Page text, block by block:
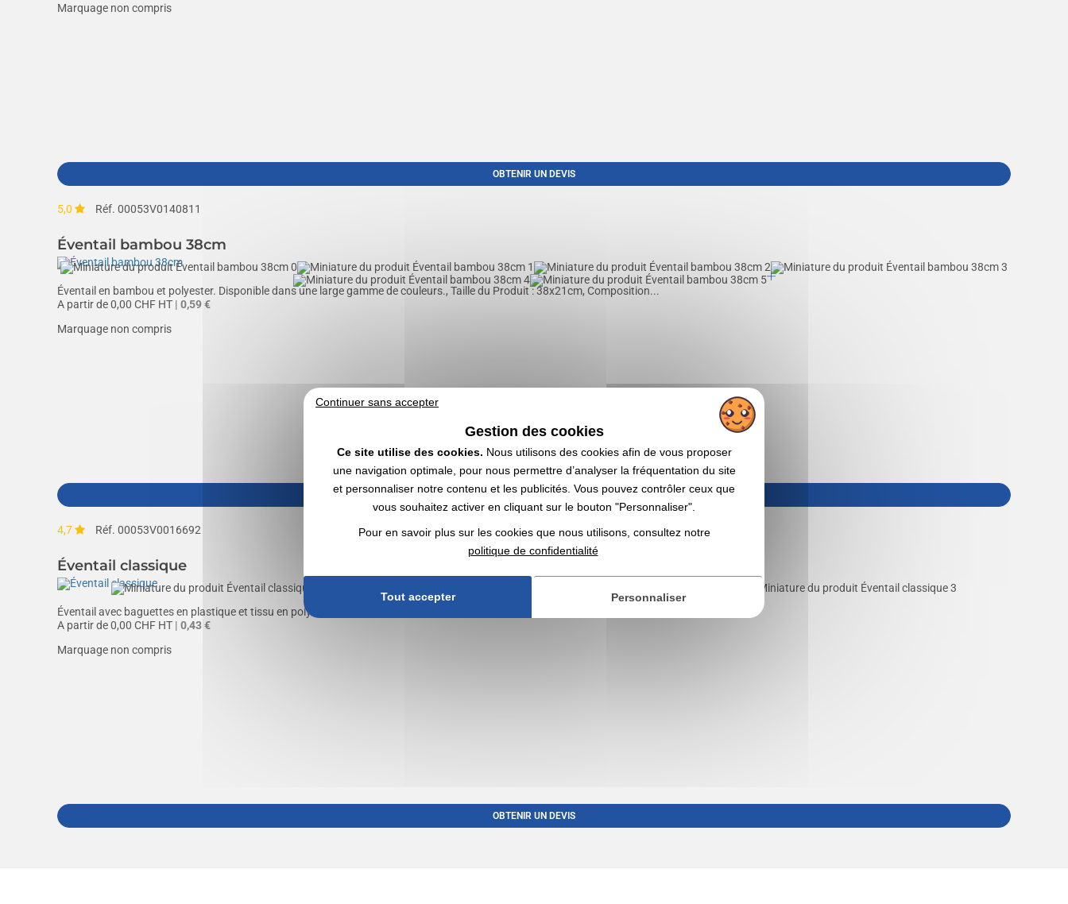
Marquage non compris
OBTENIR UN DEVIS
5,0 Réf. 00053V0140811
Éventail bambou 38cm
Éventail en bambou et polyester. Disponible dans une large gamme de couleurs., Taille du Produit : 38x21cm, Composition...
A partir de0,00 CHF HT | 0,59 €
Marquage non compris
OBTENIR UN DEVIS
4,7 Réf. 00053V0016692
Éventail classique
Éventail avec baguettes en plastique et tissu en polyester de différentes couleurs. Présenté...
A partir de0,00 CHF HT | 0,43 €
Marquage non compris
OBTENIR UN DEVIS
Continuer sans accepter
Gestion des cookies
Ce site utilise des cookies. Nous utilisons des cookies afin de vous proposer
une navigation optimale, pour nous permettre d’analyser la fréquentation du site
et personnaliser notre contenu et les publicités. Vous pouvez contrôler ceux que
vous souhaitez activer en cliquant sur le bouton "Personnaliser".
Pour en savoir plus sur les cookies que nous utilisons, consultez notre
politique de confidentialité
Tout accepter Personnaliser